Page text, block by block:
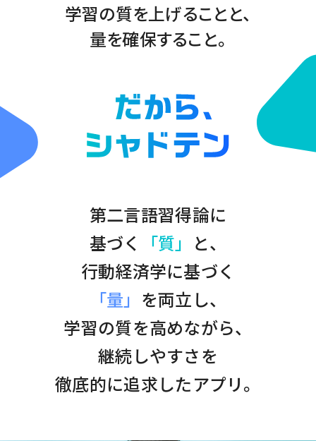
学習の質を上げることと、
量を確保すること。
第二言語習得論に
基づく
「質」 と、
行動経済学に基づく
「量」 を両立し、
学習の質を高めながら、
継続しやすさを
徹底的に追求したアプリ。